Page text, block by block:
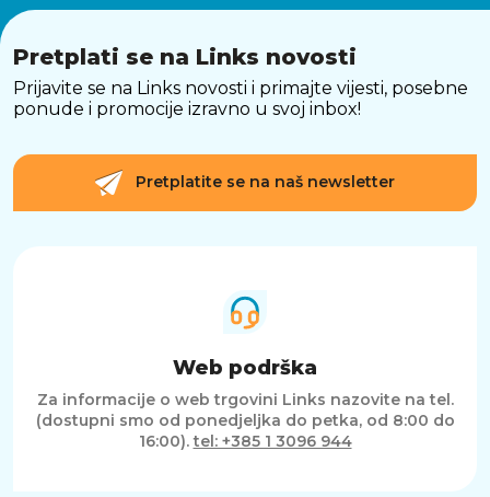
Pretplati se na Links novosti
Prijavite se na Links novosti i primajte vijesti, posebne
ponude i promocije izravno u svoj inbox!
Pretplatite se na naš newsletter
Web podrška
Za informacije o web trgovini Links nazovite na tel.
(dostupni smo od ponedjeljka do petka, od 8:00 do
16:00).tel: +385 1 3096 944